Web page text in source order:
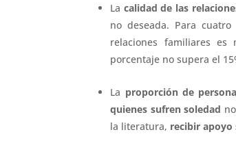
La calidad de las
no deseada. Para
relaciones familiares
porcentaje no supera el
La proporción de
quienes sufren soledad
la literatura, recibir apoyo